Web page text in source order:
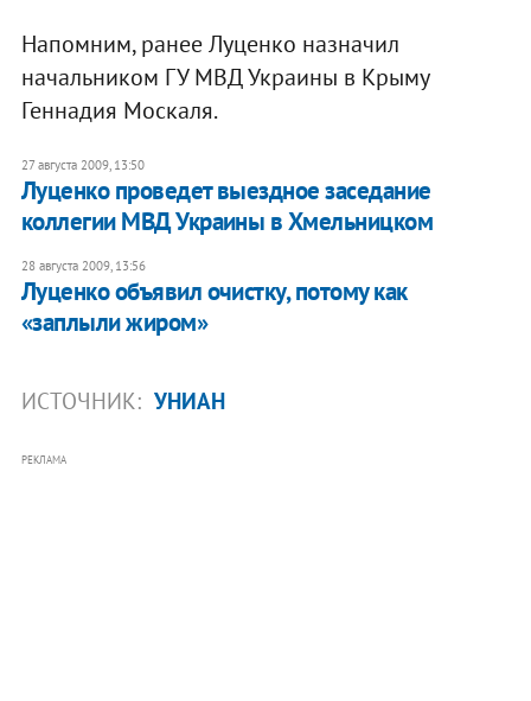
Напомним, ранее Луценко назначил
начальником ГУ МВД Украины в Крыму
Геннадия Москаля.
27 августа 2009, 13:50
Луценко проведет выездное заседание
коллегии МВД Украины в Хмельницком
28 августа 2009, 13:56
Луценко объявил очистку, потому как
«заплыли жиром»
ИСТОЧНИК: УНИАН
РЕКЛАМА